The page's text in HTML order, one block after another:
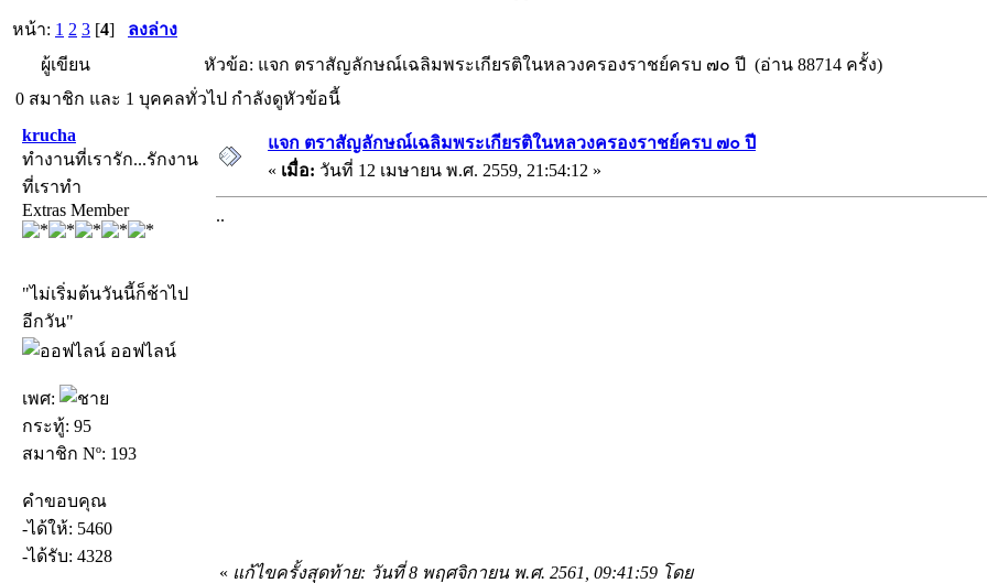
หน้า: 1 2 3 [4] ลงล่าง
ผู้เขียน
หัวข้อ: แจก ตราสัญลักษณ์เฉลิมพระเกียรติในหลวงครองราชย์ครบ ๗๐ ปี (อ่าน 88714 ครั้ง)
0 สมาชิก และ 1 บุคคลทั่วไป กำลังดูหัวข้อนี้
krucha
ทำงานที่เรารัก...รักงาน
ที่เราทำ
Extras Member
"ไม่เริ่มต้นวันนี้ก็ช้าไป
อีกวัน"
ออฟไลน์
เพศ:
กระทู้: 95
สมาชิก Nº: 193
คำขอบคุณ
-ได้ให้: 5460
-ได้รับ: 4328
แจก ตราสัญลักษณ์เฉลิมพระเกียรติในหลวงครองราชย์ครบ ๗๐ ปี
« เมื่อ: วันที่ 12 เมษายน พ.ศ. 2559, 21:54:12 »
..
« แก้ไขครั้งสุดท้าย: วันที่ 8 พฤศจิกายน พ.ศ. 2561, 09:41:59 โดย